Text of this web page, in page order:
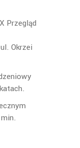
Przegląd
Okrzei